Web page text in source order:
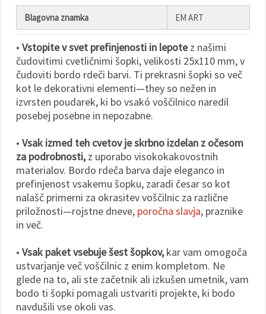
Blagovna znamka EM ART
• Vstopite v svet prefinjenosti in lepotez našimi
čudovitimi cvetličnimi šopki, velikosti 25x110 mm, v
čudoviti bordo rdeči barvi. Ti prekrasni šopki so več
kot le dekorativni elementi—they so nežen in
izvrsten poudarek, ki bo vsakó voščilnico naredil
posebej posebne in nepozabne.
• Vsak izmed teh cvetov je skrbno izdelan z očesom
za podrobnosti,z uporabo visokokakovostnih
materialov. Bordo rdeča barva daje eleganco in
prefinjenost vsakemu šopku, zaradi česar so kot
nalašč primerni za okrasitev voščilnic za različne
priložnosti—rojstne dneve, poročna slavja, praznike
in več.
• Vsak paket vsebuje šest šopkov,kar vam omogoča
ustvarjanje več voščilnic z enim kompletom. Ne
glede na to, ali ste začetnik ali izkušen umetnik, vam
bodo ti šopki pomagali ustvariti projekte, ki bodo
navdušili vse okoli vas.